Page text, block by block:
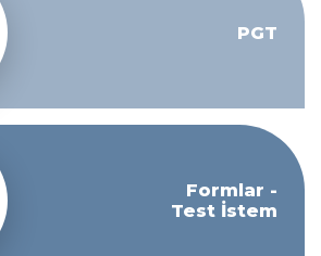
PGT
Formlar -
Test İstem